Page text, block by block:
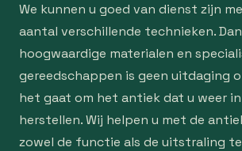
We kunnen u goed van dienst zijn
aantal verschillende technieken.
hoogwaardige materialen en
gereedschappen is geen uitdaging
het gaat om het antiek dat u weer
herstellen. Wij helpen u met de
zowel de functie als de uitstraling